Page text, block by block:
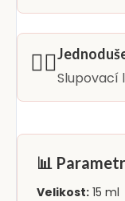
👆🏻Slupovací
📊
Velikost: 15 ml